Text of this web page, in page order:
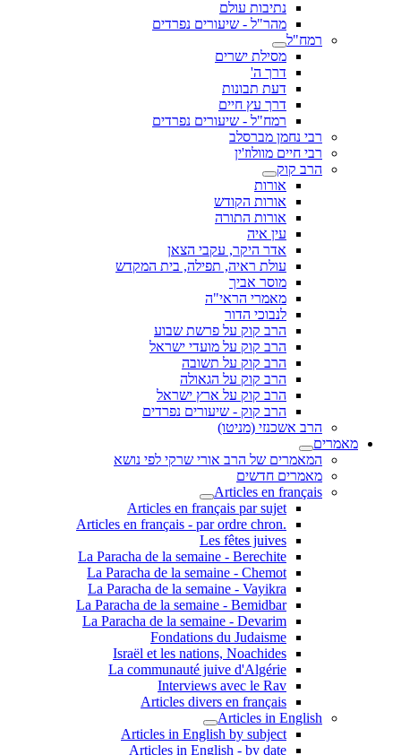
נתיבות עולם
מהר"ל - שיעורים נפרדים
רמח"ל
מסילת ישרים
דרך ה'
דעת תבונות
דרך עץ חיים
רמח"ל - שיעורים נפרדים
רבי נחמן מברסלב
רבי חיים מוולוז'ין
הרב קוק
אורות
אורות הקודש
אורות התורה
עין איה
אדר היקר, עקבי הצאן
עולת ראיה, תפילה, בית המקדש
מוסר אביך
מאמרי הראי"ה
לנבוכי הדור
הרב קוק על פרשת שבוע
הרב קוק על מועדי ישראל
הרב קוק על תשובה
הרב קוק על הגאולה
הרב קוק על ארץ ישראל
הרב קוק - שיעורים נפרדים
הרב אשכנזי (מניטו)
מאמרים
המאמרים של הרב אורי שרקי לפי נושא
מאמרים חדשים
Articles en français
Articles en français par sujet
.Articles en français - par ordre chron
Les fêtes juives
La Paracha de la semaine - Berechite
La Paracha de la semaine - Chemot
La Paracha de la semaine - Vayikra
La Paracha de la semaine - Bemidbar
La Paracha de la semaine - Devarim
Fondations du Judaisme
Israël et les nations, Noachides
La communauté juive d'Algérie
Interviews avec le Rav
Articles divers en français
Articles in English
Articles in English by subject
Articles in English - by date